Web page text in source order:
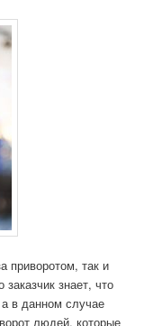
приворотом, так и
знает, что
в данном случае
людей, которые